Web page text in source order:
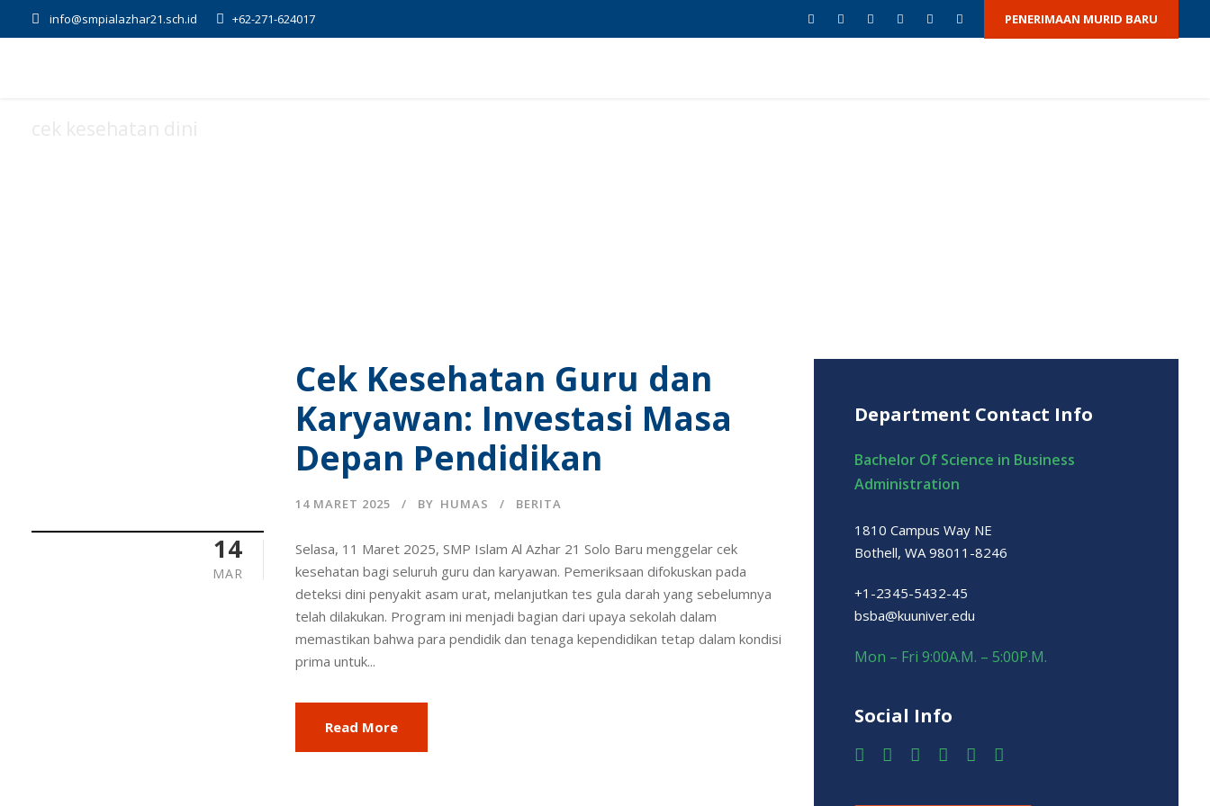
info@smpialazhar21.sch.id +62-271-624017 PENERIMAAN MURID BARU
14
MAR
Cek Kesehatan Guru dan
Karyawan: Investasi Masa
Depan Pendidikan
14 MARET 2025 BY HUMAS BERITA
Selasa, 11 Maret 2025, SMP Islam Al Azhar 21 Solo Baru menggelar cek
kesehatan bagi seluruh guru dan karyawan. Pemeriksaan difokuskan pada
deteksi dini penyakit asam urat, melanjutkan tes gula darah yang sebelumnya
telah dilakukan. Program ini menjadi bagian dari upaya sekolah dalam
memastikan bahwa para pendidik dan tenaga kependidikan tetap dalam kondisi
prima untuk...
Read More
Department Contact Info
Bachelor Of Science in Business
Administration
1810 Campus Way NE
Bothell, WA 98011-8246
+1-2345-5432-45
bsba@kuuniver.edu
Mon – Fri 9:00A.M. – 5:00P.M.
Social Info